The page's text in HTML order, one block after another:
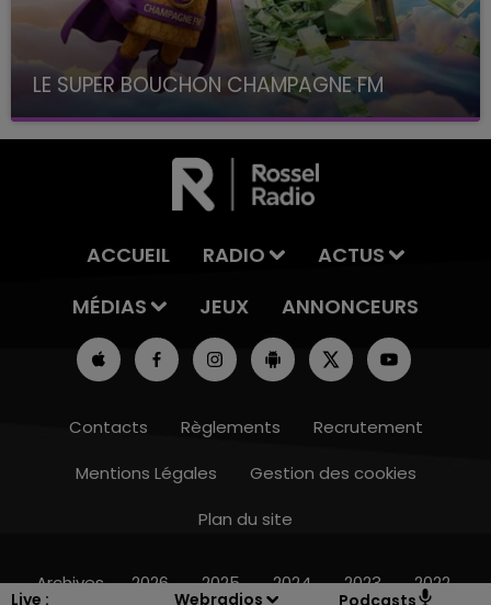
Live : Webradios Podcasts
16h00 - 20h00
LE SUPER BOUCHON CHAMPAGNE FM
avec La Famille Champagne FM, à 8H10
ACCUEIL RADIO
ACTUS
MÉDIAS
JEUX ANNONCEURS
Contacts Règlements
Recrutement
Mentions Légales
Gestion des cookies
Plan du site
Archives 2026 2025 2024 2023 2022